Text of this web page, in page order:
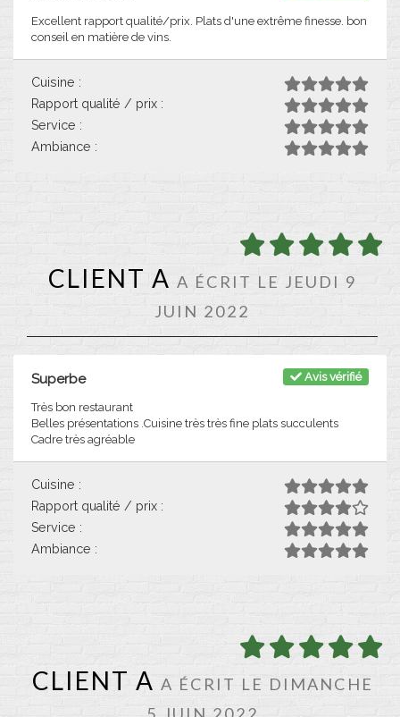
Excellent rapport qualité/prix. Plats d'une extrême finesse. bon
conseil en matière de vins.
Cuisine :
Rapport qualité / prix :
Service :
Ambiance :
CLIENT A A ÉCRIT LE JEUDI 9
JUIN 2022
Avis vérifié
Superbe
Très bon restaurant
Belles présentations .Cuisine très très fine plats succulents
Cadre très agréable
Cuisine :
Rapport qualité / prix :
Service :
Ambiance :
CLIENT A A ÉCRIT LE DIMANCHE